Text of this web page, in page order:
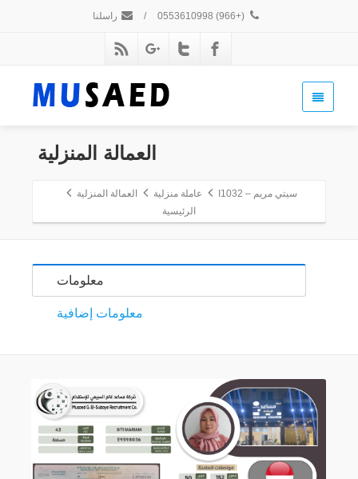
(+966) 0553610998
/ راسلنا
العمالة المنزلية
سيتي مريم – I1032 عاملة منزلية
العمالة المنزلية
الرئيسية
معلومات
معلومات إضافية